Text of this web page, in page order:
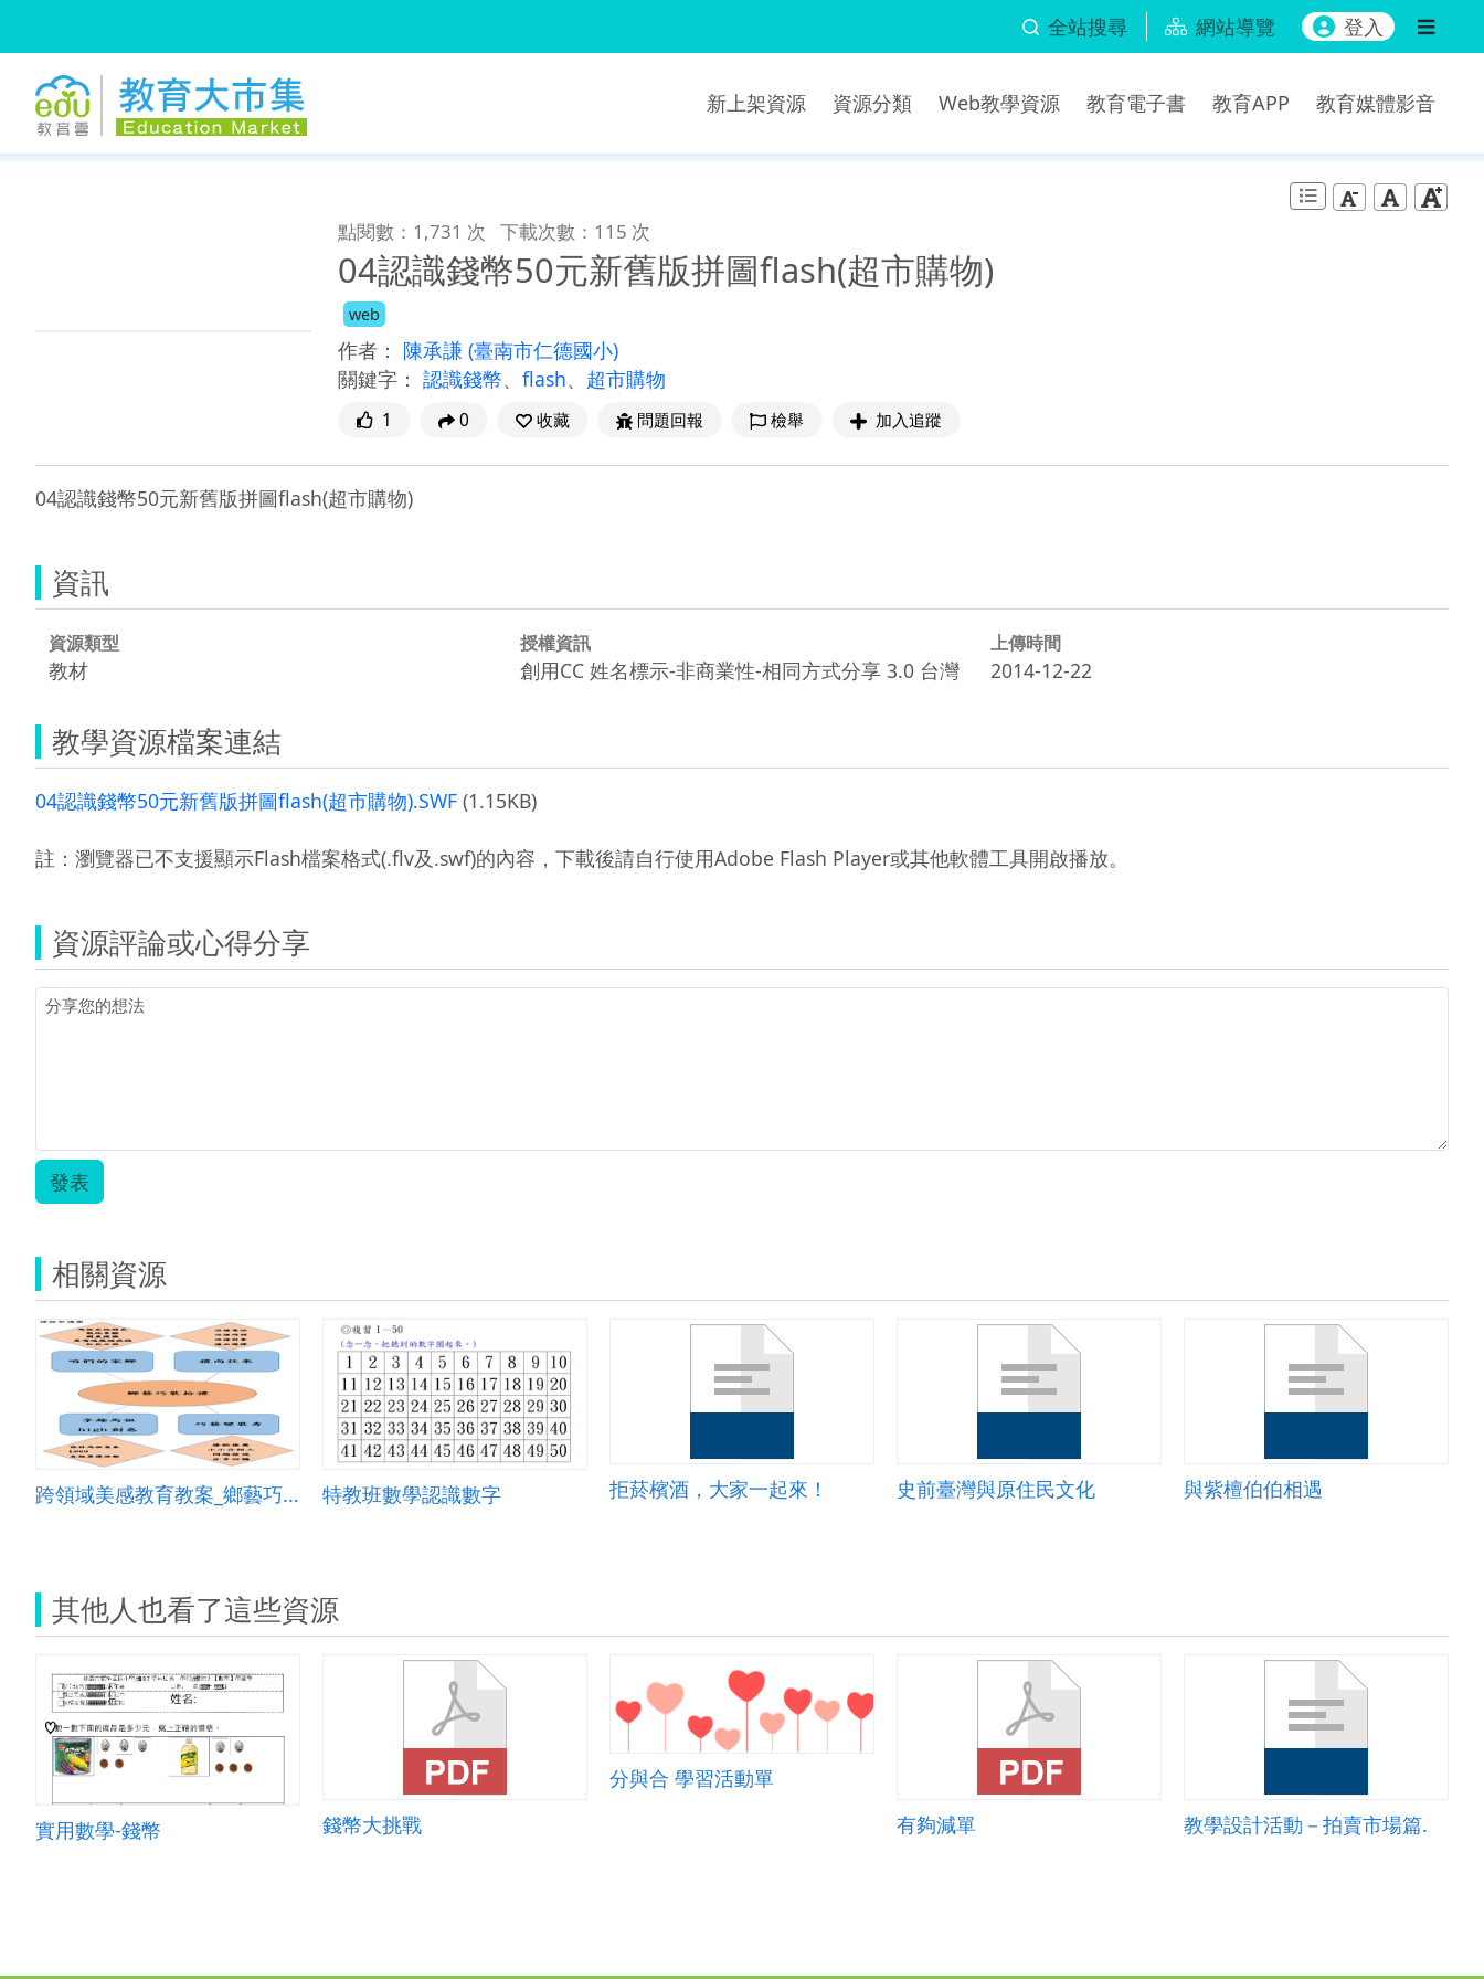
全站搜尋 網站導覽 登入
新上架資源 資源分類 Web教學資源 教育電子書 教育APP 教育媒體影音
點閱數：1,731 次 下載次數：115 次
04認識錢幣50元新舊版拼圖flash(超市購物)
web
作者： 陳承謙 (臺南市仁德國小)
關鍵字： 認識錢幣、 flash、 超市購物
1 0 收藏 問題回報 檢舉 加入追蹤
04認識錢幣50元新舊版拼圖flash(超市購物)
資訊
資源類型
教材
授權資訊
創用CC 姓名標示-非商業性-相同方式分享 3.0 台灣
上傳時間
2014-12-22
教學資源檔案連結
04認識錢幣50元新舊版拼圖flash(超市購物).SWF (1.15KB)
註：瀏覽器已不支援顯示Flash檔案格式(.flv及.swf)的內容，下載後請自行使用Adobe Flash Player或其他軟體工具開啟播放。
資源評論或心得分享
發表
相關資源
跨領域美感教育教案_鄉藝巧裝扮禮 特教班數學認識數字 拒菸檳酒，大家一起來！ 史前臺灣與原住民文化 與紫檀伯伯相遇
其他人也看了這些資源
實用數學-錢幣 錢幣大挑戰
分與合 學習活動單
有夠減單
教學設計活動－拍賣市場篇.